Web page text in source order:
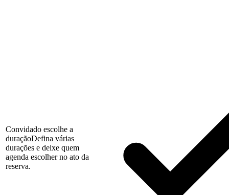
Convidado escolhe a
duraçãoDefina várias
durações e deixe quem
agenda escolher no ato da
reserva.